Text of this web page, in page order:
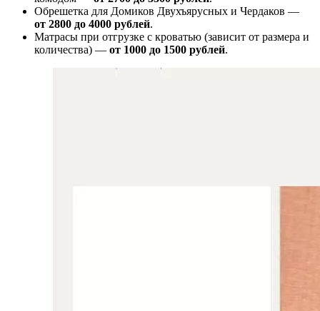
Обрешетка для Домиков Двухъярусных и Чердаков —
от 2800 до 4000 рублей.
Матрасы при отгрузке с кроватью (зависит от размера и
количества) — от 1000 до 1500 рублей.